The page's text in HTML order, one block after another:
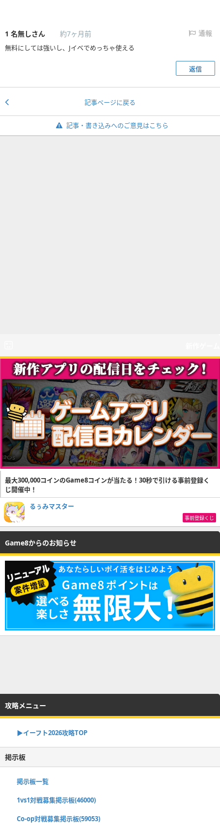
1 名無しさん 約7ヶ月前 通報
無料にしては強いし、Jイベでめっちゃ使える
返信
記事ページに戻る
記事・書き込みへのご意見はこちら
最大300,000コインのGame8コインが当たる！30秒で引ける事前登録く
じ開催中！
るぅみマスター
事前登録くじ
Game8からのお知らせ
攻略メニュー
▶イーフト2026攻略TOP
掲示板
掲示板一覧
1vs1対戦募集掲示板(46000)
Co-op対戦募集掲示板(59053)